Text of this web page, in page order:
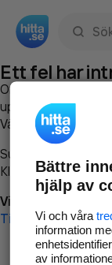
Ett fel har
Om du vill kan du
uppstod så att vi
Vänligen försök med
Surfa till
Klicka påTillbaka-
Vi beklagar
Till startsidan
Bättre
hjälp av
Vi och våra
information
av